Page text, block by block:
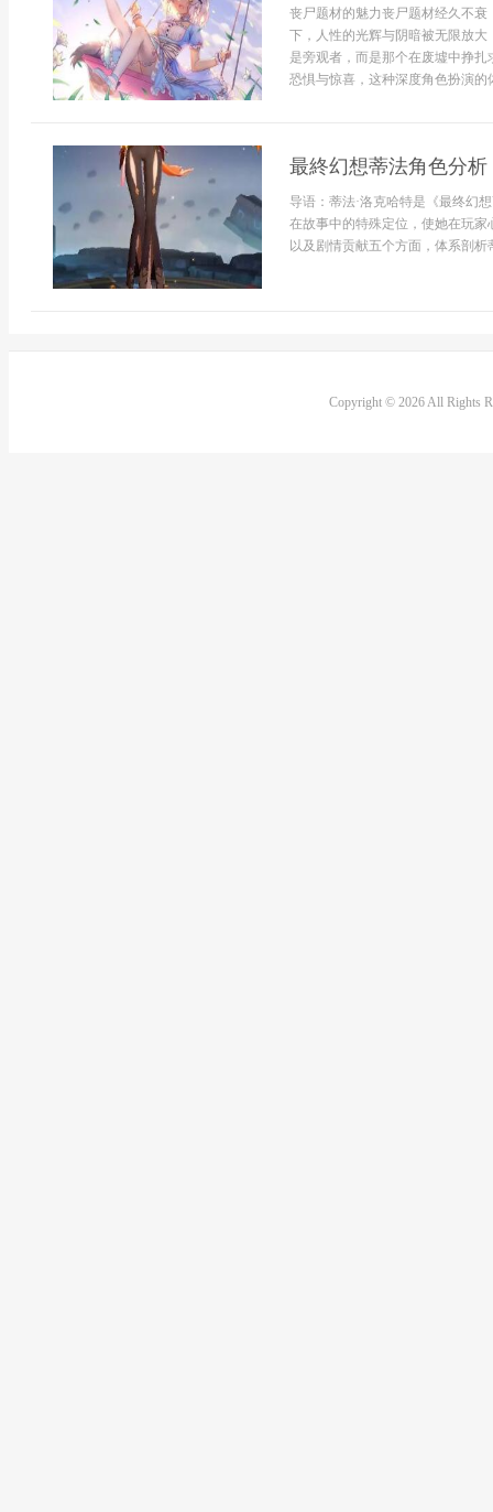
丧尸题材的魅力丧尸题材经久不
下，人性的光辉与阴暗被无限放
是旁观者，而是那个在废墟中挣
恐惧与惊喜，这种深度角色扮演
最終幻想蒂法角色分
导语：蒂法·洛克哈特是《最终幻
在故事中的特殊定位，使她在玩
以及剧情贡献五个方面，体系剖
Copyright © 2026 All Rights